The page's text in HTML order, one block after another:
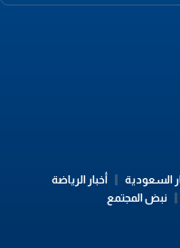
السعودية
أخبار الرياضة
نبض المجتمع